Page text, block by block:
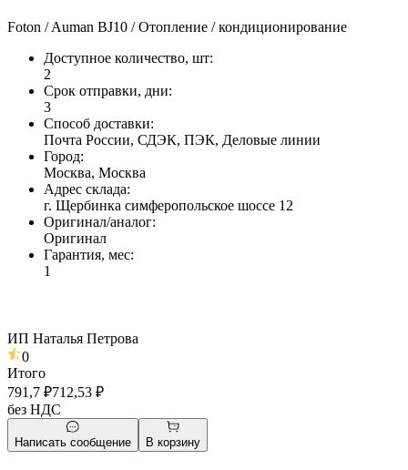
Foton / Auman BJ10 / Отопление / кондиционирование
Доступное количество, шт:
2
Срок отправки, дни:
3
Способ доставки:
Почта России, СДЭК, ПЭК, Деловые линии
Город:
Москва, Москва
Адрес склада:
г. Щербинка симферопольское шоссе 12
Оригинал/аналог:
Оригинал
Гарантия, мес:
1
ИП Наталья Петрова
0
Итого
791,7 ₽712,53 ₽
без НДС
Написать сообщение В корзину